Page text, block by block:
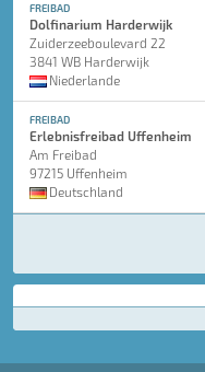
FREIBAD
Dolfinarium Harderwijk
Zuiderzeeboulevard 22
3841 WB Harderwijk
Niederlande
FREIBAD
Erlebnisfreibad Uffenheim
Am Freibad
97215 Uffenheim
Deutschland